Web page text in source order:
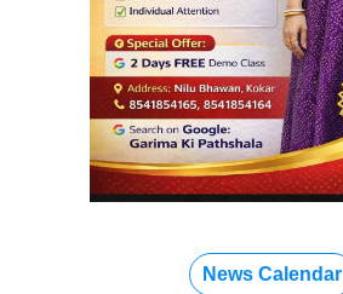
News Calendar